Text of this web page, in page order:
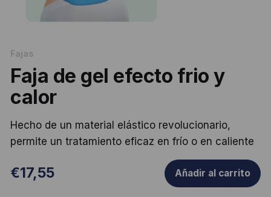
Fajas
Faja de gel efecto frio y
calor
Hecho de un material elástico revolucionario,
permite un tratamiento eficaz en frío o en caliente
€17,55 Añadir al carrito